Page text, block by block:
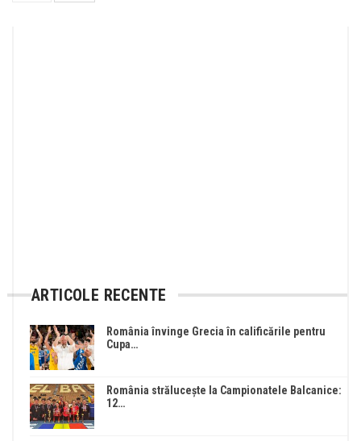
ARTICOLE RECENTE
România învinge Grecia în calificările pentru
Cupa…
România strălucește la Campionatele Balcanice:
12…